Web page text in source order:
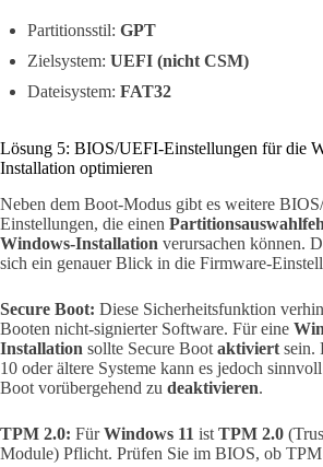
Partitionsstil: GPT
Zielsystem: UEFI (nicht CSM)
Dateisystem: FAT32
Lösung 5: BIOS/UEFI-Einstellungen für die
Installation optimieren
Neben dem Boot-Modus gibt es weitere
Einstellungen, die einen
Windows-Installation verursachen können.
sich ein genauer Blick in die Firmware-
Secure Boot: Diese Sicherheitsfunktion
Booten nicht-signierter Software. Für eine
Installation sollte Secure Boot aktiviert sein.
10 oder ältere Systeme kann es jedoch
Boot vorübergehend zu deaktivieren.
TPM 2.0: FürWindows 11 ist TPM 2.0
Module) Pflicht. Prüfen Sie im BIOS, ob